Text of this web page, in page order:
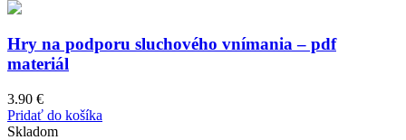
Hry na podporu sluchového vnímania – pdf
materiál
3.90 €
Pridať do košíka
Skladom